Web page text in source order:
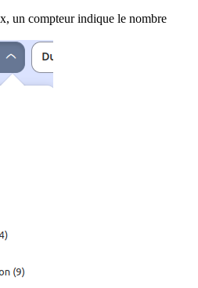
un compteur indique le nombre